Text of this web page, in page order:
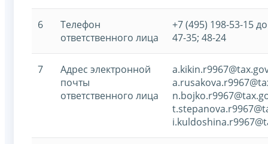
6
Телефон
ответственного лица
+7 (495) 198-53-15
47-35; 48-24
7
Адрес электронной
почты
ответственного лица